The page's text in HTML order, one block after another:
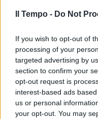
Il Tempo - Do Not
If you wish to opt-out of
processing of your
targeted advertising by
section to confirm your
opt-out request is
interest-based ads
us or personal
your opt-out. You may
07/11/2010
IFFHS Inter al
tredicesima
comando
classifica
mondiale di
del calcio.